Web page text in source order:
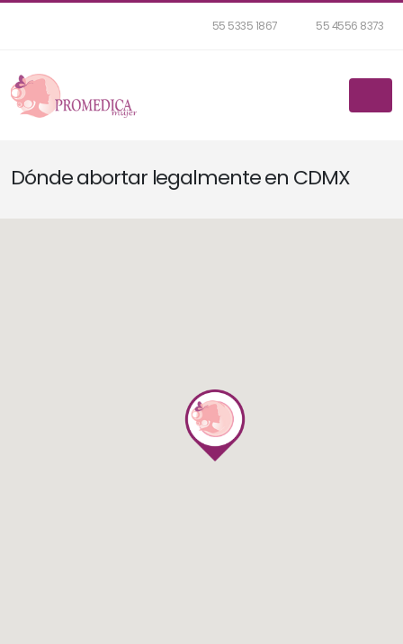
55 5335 1867 55 4556 8373
Dónde abortar legalmente en CDMX